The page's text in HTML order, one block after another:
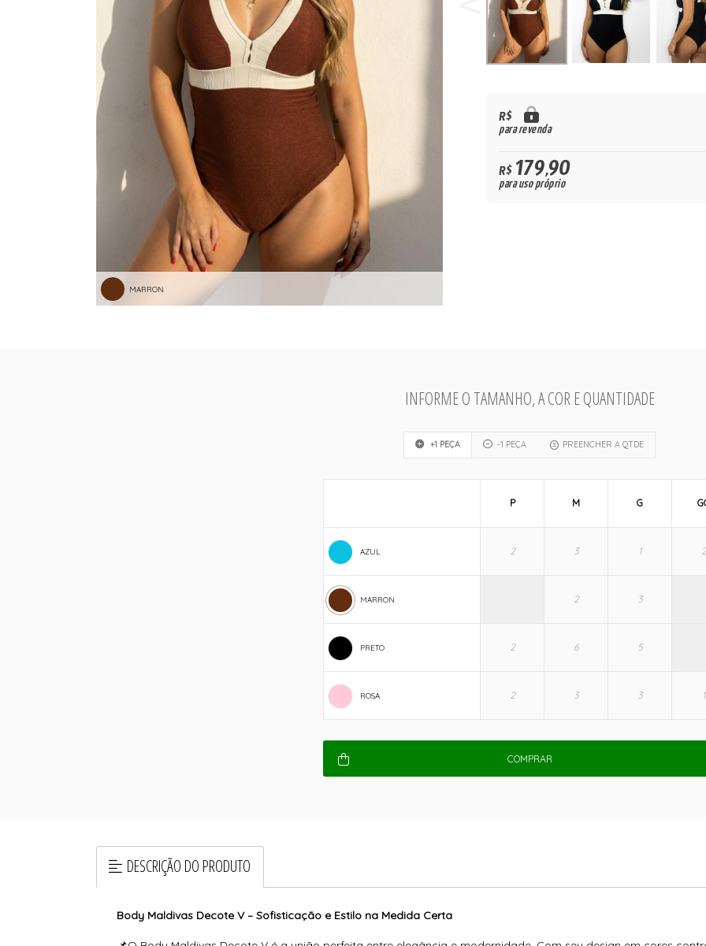
TANGA MICROFIBRA E RENDA
TANGA MODAL
TANGA VISCO
TANGAO COTTON
TANGAO MICRO E RENDA
TANGAO MICROFIBRA
TOP
MARRON
R$
para revenda
R$179,90
para uso próprio
INFORME O TAMANHO, A COR E QUANTIDADE
+1 PEÇA -1 PEÇA PREENCHER A QTDE
AZUL
MARRON
PRETO
ROSA
P M G
COMPRAR
DESCRIÇÃO DO PRODUTO
Body Maldivas Decote V – Sofisticação e Estilo na Medida Certa